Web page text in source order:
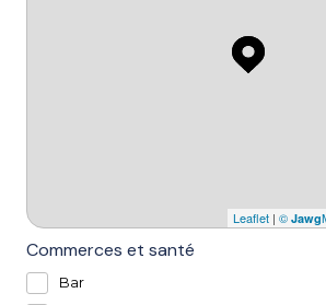
Leaflet | © Jawg
Commerces et santé
Bar